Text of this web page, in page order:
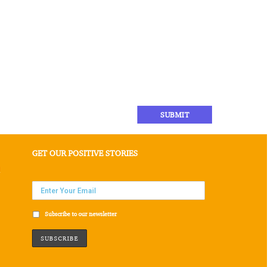
GET OUR POSITIVE STORIES
Subscribe to our newsletter